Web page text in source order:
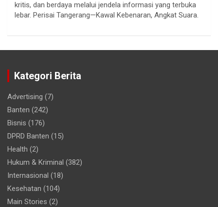
kritis, dan berdaya melalui jendela informasi yang terbuka
lebar. Perisai Tangerang—Kawal Kebenaran, Angkat Suara.
Kategori Berita
Advertising (7)
Banten (242)
Bisnis (176)
DPRD Banten (15)
Health (2)
Hukum & Kriminal (382)
Internasional (18)
Kesehatan (104)
Main Stories (2)